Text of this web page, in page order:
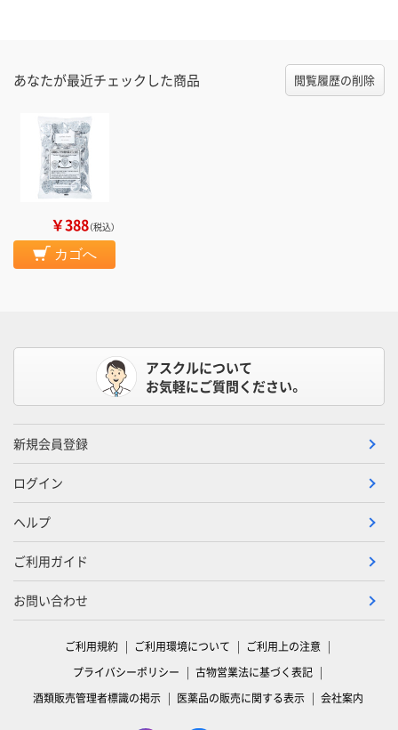
あなたが最近チェックした商品 閲覧履歴の削除
￥388（税込）
カゴへ
アスクルについて
お気軽にご質問ください。
新規会員登録
ログイン
ヘルプ
ご利用ガイド
お問い合わせ
ご利用規約 ご利用環境について
ご利用上の注意
プライバシーポリシー
古物営業法に基づく表記
酒類販売管理者標識の掲示
医薬品の販売に関する表示 会社案内